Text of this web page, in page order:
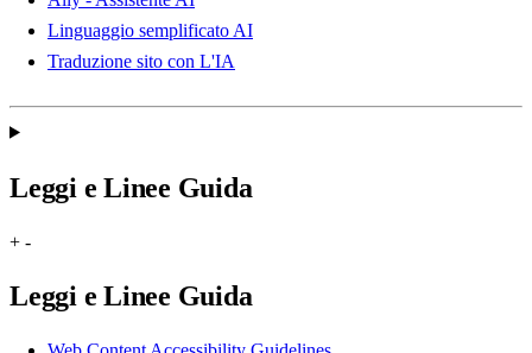
Linguaggio semplificato AI
Traduzione sito con L'IA
Leggi e Linee Guida
+ -
Leggi e Linee Guida